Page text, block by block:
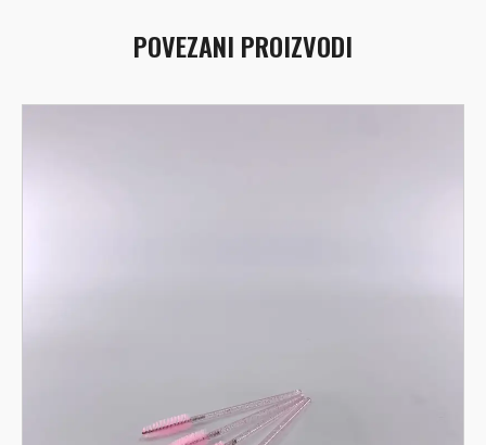
POVEZANI PROIZVODI